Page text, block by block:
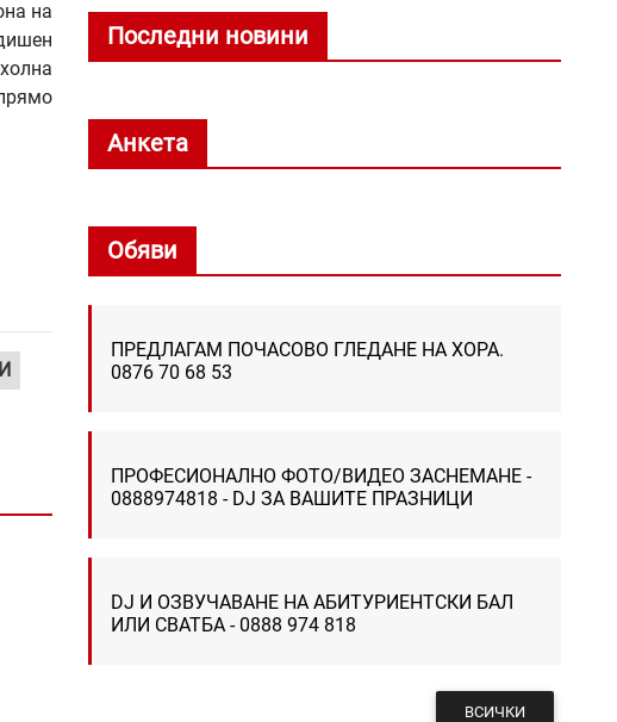
на
Последни новини
Анкета
Обяви
ПРЕДЛАГАМ ПОЧАСОВО ГЛЕДАНЕ НА ХОРА.
0876 70 68 53
ПРОФЕСИОНАЛНО ФОТО/ВИДЕО ЗАСНЕМАНЕ -
0888974818 - DJ ЗА ВАШИТЕ ПРАЗНИЦИ
DJ И ОЗВУЧАВАНЕ НА АБИТУРИЕНТСКИ БАЛ
ИЛИ СВАТБА - 0888 974 818
ВСИЧКИ